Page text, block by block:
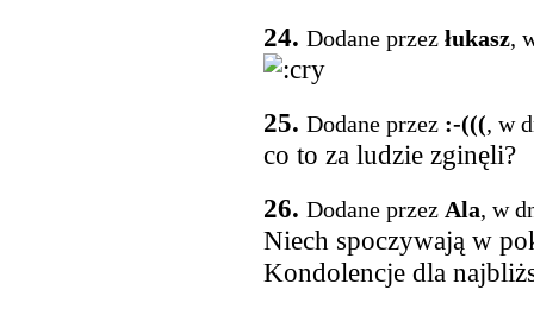
24. Dodane przez łukasz,
25. Dodane przez :-(((, w
co to za ludzie zginęli?
26. Dodane przez Ala, w
Niech spoczywają w
Kondolencje dla